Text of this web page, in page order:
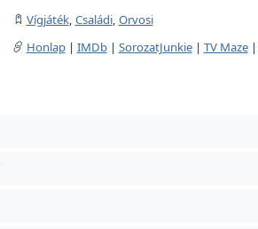
Vígjáték, Családi, Orvosi
Honlap| IMDb| SorozatJunkie| TV Maze|